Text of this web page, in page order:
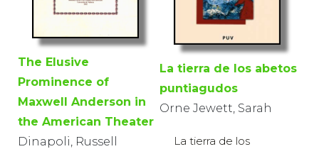
The Elusive
Prominence of
Maxwell Anderson in
the American Theater
Dinapoli, Russell
La tierra de los abetos
puntiagudos
Orne Jewett, Sarah
La tierra de los